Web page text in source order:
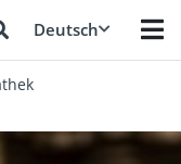
Deutsch